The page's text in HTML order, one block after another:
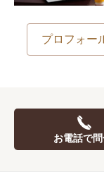
プロフォー
お電話で